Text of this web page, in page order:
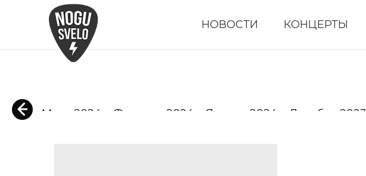
НОВОСТИ КОНЦЕРТЫ
Март 2024 Февраль 2024 Январь 2024 Декабрь 2023